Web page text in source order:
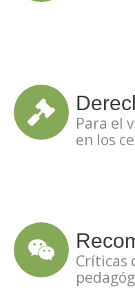
Para el
en los
Críticas